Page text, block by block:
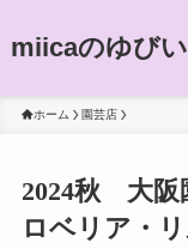
miicaのゆび
ホーム 園芸店
2024秋 大阪
ロベリア・